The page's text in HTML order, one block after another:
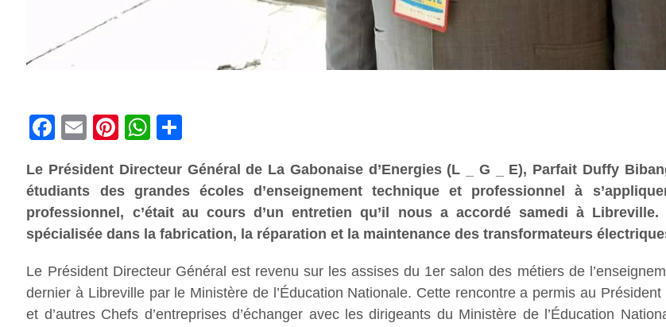
Facebook
Email PinterestWhatsApp
Le Président Directeur Général de La Gabonaise d’Energies (L _ G _ E), Parfait Duffy
étudiants des grandes écoles d’enseignement technique et professionnel à
professionnel, c’était au cours d’un entretien qu’il nous a accordé samedi à
spécialisée dans la fabrication, la réparation et la maintenance des transformateurs
Le Président Directeur Général est revenu sur les assises du 1er salon des métiers de
dernier à Libreville par le Ministère de l’Éducation Nationale. Cette rencontre a permis au
et d’autres Chefs d’entreprises d’échanger avec les dirigeants du Ministère de l’Éducation